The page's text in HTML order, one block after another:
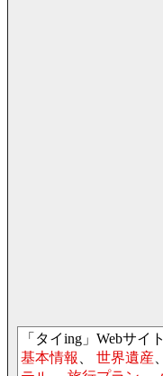
「タイing」Webサイ
基本情報
世界遺産